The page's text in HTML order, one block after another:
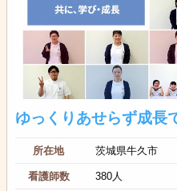
ゆっくりあせらず成長
所在地 茨城県牛久市
看護師数 380人